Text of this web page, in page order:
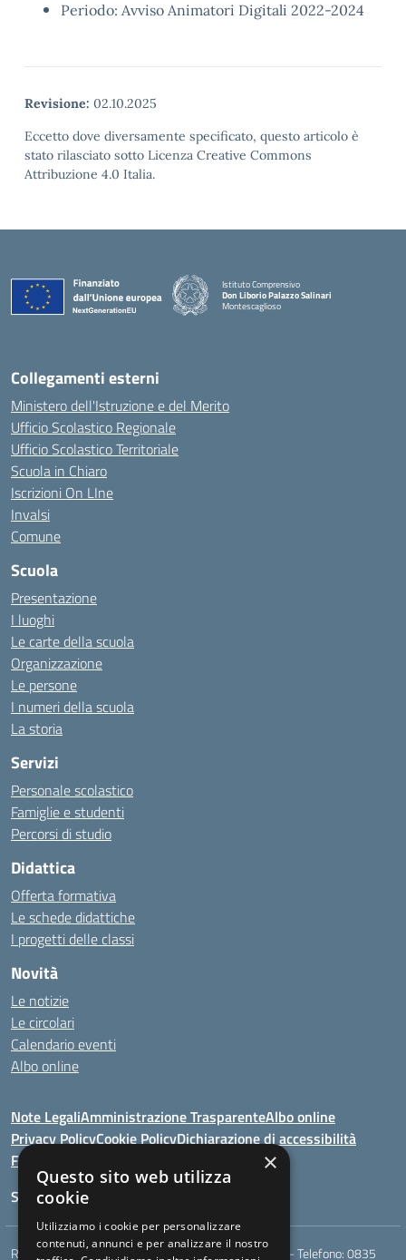
Periodo: Avviso Animatori Digitali 2022-2024
Revisione: 02.10.2025
Eccetto dove diversamente specificato, questo articolo è
stato rilasciato sotto Licenza Creative Commons
Attribuzione 4.0 Italia.
Istituto Comprensivo
Don Liborio Palazzo Salinari
Montescaglioso
Collegamenti esterni
Ministero dell'Istruzione e del Merito
Ufficio Scolastico Regionale
Ufficio Scolastico Territoriale
Scuola in Chiaro
Iscrizioni On LIne
Invalsi
Comune
Scuola
Presentazione
I luoghi
Le carte della scuola
Organizzazione
Le persone
I numeri della scuola
La storia
Servizi
Personale scolastico
Famiglie e studenti
Percorsi di studio
Didattica
Offerta formativa
Le schede didattiche
I progetti delle classi
Novità
Le notizie
Le circolari
Calendario eventi
Albo online
Note LegaliAmministrazione TrasparenteAlbo online
Privacy PolicyCookie PolicyDichiarazione di accessibilità
Feedback
Seguici su:
Rione Marco Polo, snc - 75024 Montescaglioso (MT) - Telefono:0835
×
Questo sito web utilizza
cookie
Utilizziamo i cookie per personalizzare
contenuti, annunci e per analizzare il nostro